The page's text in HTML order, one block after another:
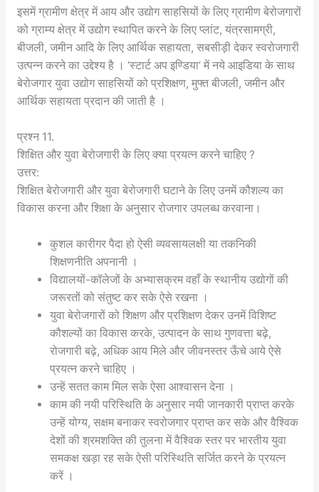
इसमें ग्रामीण क्षेत्र में आय और उद्योग साहसियों के लिए ग्रामीण बेरोजगारों
को ग्राम्य क्षेत्र में उद्योग स्थापित करने के लिए प्लांट, यंत्रसामग्री,
बीजली, जमीन आदि के लिए आर्थिक सहायता, सबसीड़ी देकर स्वरोजगारी
उत्पन्न करने का उद्देश्य है । ‘स्टार्ट अप इण्डिया’ में नये आइडिया के साथ
बेरोजगार युवा उद्योग साहसियों को प्रशिक्षण, मुफ्त बीजली, जमीन और
आर्थिक सहायता प्रदान की जाती है ।
प्रश्न 11.
शिक्षित और युवा बेरोजगारी के लिए क्या प्रयत्न करने चाहिए ?
उत्तर:
शिक्षित बेरोजगारी और युवा बेरोजगारी घटाने के लिए उनमें कौशल्य का
विकास करना और शिक्षा के अनुसार रोजगार उपलब्ध करवाना।
कुशल कारीगर पैदा हो ऐसी व्यवसायलक्षी या तकनिकी
शिक्षणनीति अपनानी ।
विद्यालयों-कॉलेजों के अभ्यासक्रम वहाँ के स्थानीय उद्योगों की
जरूरतों को संतुष्ट कर सके ऐसे रखना ।
युवा बेरोजगारों को शिक्षण और प्रशिक्षण देकर उनमें विशिष्ट
कौशल्यों का विकास करके, उत्पादन के साथ गुणवत्ता बढ़े,
रोजगारी बढ़े, अधिक आय मिले और जीवनस्तर ऊँचे आये ऐसे
प्रयत्न करने चाहिए ।
उन्हें सतत काम मिल सके ऐसा आश्वासन देना ।
काम की नयी परिस्थिति के अनुसार नयी जानकारी प्राप्त करके
उन्हें योग्य, सक्षम बनाकर स्वरोजगार प्राप्त कर सके और वैश्विक
देशों की श्रमशक्ति की तुलना में वैश्विक स्तर पर भारतीय युवा
समकक्ष खड़ा रह सके ऐसी परिस्थिति सर्जित करने के प्रयत्न
करें ।